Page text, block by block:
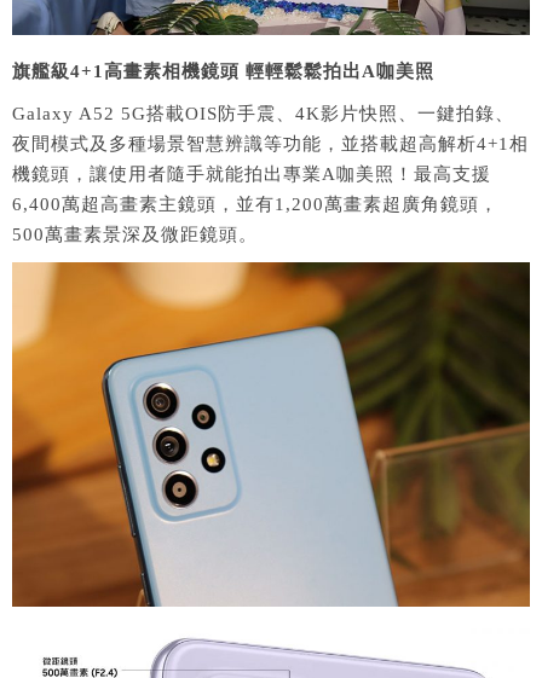
旗艦級4+1 高畫素相機鏡頭 輕輕鬆鬆拍出A 咖美照
Galaxy A52 5G搭載OIS防手震、4K影片快照、一鍵拍錄、
夜間模式及多種場景智慧辨識等功能，並搭載超高解析4+1相
機鏡頭，讓使用者隨手就能拍出專業A咖美照！最高支援
6,400萬超高畫素主鏡頭，並有1,200萬畫素超廣角鏡頭，
500萬畫素景深及微距鏡頭。